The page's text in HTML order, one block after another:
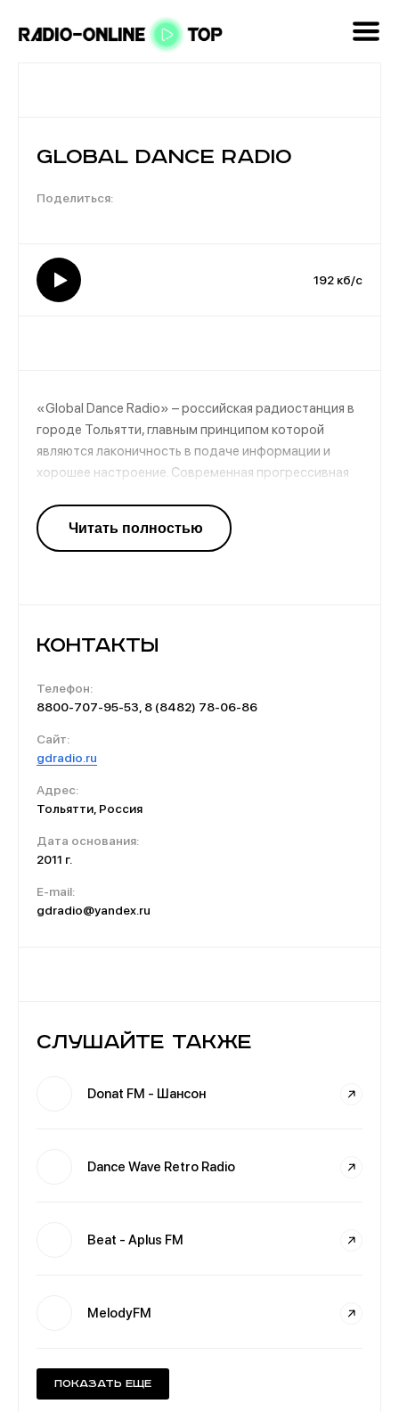
Global Dance Radio
192 кб/с
«Global Dance Radio» – российская радиостанция в
городе Тольятти, главным принципом которой
являются лаконичность в подаче информации и
хорошее настроение. Современная прогрессивная
клубными танцполами хиты, интересные новинки
танцевальной музыки, уникальные проекты диджеев
Контакты
Телефон:
8800-707-95-53, 8 (8482) 78-06-86
Сайт:
gdradio.ru
Адрес:
Тольятти, Россия
Дата основания:
2011 г.
E-mail:
gdradio@yandex.ru
Слушайте также
Donat FM - Шансон
Dance Wave Retro Radio
Beat - Aplus FM
MelodyFM
Показать еще